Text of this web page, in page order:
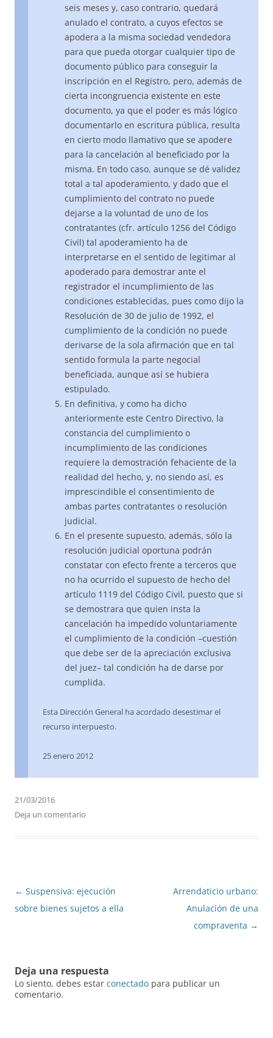
seis meses y, caso contrario, quedará
anulado el contrato, a cuyos efectos se
apodera a la misma sociedad vendedora
para que pueda otorgar cualquier tipo de
documento público para conseguir la
inscripción en el Registro, pero, además de
cierta incongruencia existente en este
documento, ya que el poder es más lógico
documentarlo en escritura pública, resulta
en cierto modo llamativo que se apodere
para la cancelación al beneficiado por la
misma. En todo caso, aunque se dé validez
total a tal apoderamiento, y dado que el
cumplimiento del contrato no puede
dejarse a la voluntad de uno de los
contratantes (cfr. artículo 1256 del Código
Civil) tal apoderamiento ha de
interpretarse en el sentido de legitimar al
apoderado para demostrar ante el
registrador el incumplimiento de las
condiciones establecidas, pues como dijo la
Resolución de 30 de julio de 1992, el
cumplimiento de la condición no puede
derivarse de la sola afirmación que en tal
sentido formula la parte negocial
beneficiada, aunque así se hubiera
estipulado.
En definitiva, y como ha dicho
anteriormente este Centro Directivo, la
constancia del cumplimiento o
incumplimiento de las condiciones
requiere la demostración fehaciente de la
realidad del hecho, y, no siendo así, es
imprescindible el consentimiento de
ambas partes contratantes o resolución
judicial.
En el presente supuesto, además, sólo la
resolución judicial oportuna podrán
constatar con efecto frente a terceros que
no ha ocurrido el supuesto de hecho del
artículo 1119 del Código Civil, puesto que si
se demostrara que quien insta la
cancelación ha impedido voluntariamente
el cumplimiento de la condición –cuestión
que debe ser de la apreciación exclusiva
del juez– tal condición ha de darse por
cumplida.
Esta Dirección General ha acordado desestimar el
recurso interpuesto.
25 enero 2012
21/03/2016
Deja un comentario
Navegación
de
← Suspensiva: ejecución
sobre bienes sujetos a ella
Arrendaticio urbano:
Anulación de una
compraventa →
Deja una respuesta
Lo siento, debes estar conectado para publicar un
comentario.